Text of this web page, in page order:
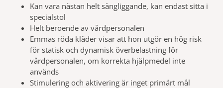
Kan vara nästan helt sängliggande, kan endast sitta i
specialstol
Helt beroende av vårdpersonalen
Emmas röda kläder visar att hon utgör en hög risk
för statisk och dynamisk överbelastning för
vårdpersonalen, om korrekta hjälpmedel inte
används
Stimulering och aktivering är inget primärt mål